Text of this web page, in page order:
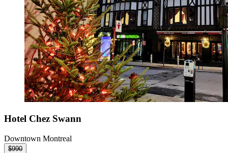
Hotel Chez Swann
Downtown Montreal
$990